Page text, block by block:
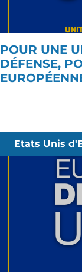
POUR UNE
DÉFENSE,
Etats Unis